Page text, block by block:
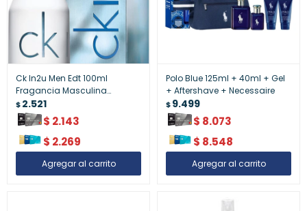
Ck In2u Men Edt 100ml
Fragancia Masculina
Moderna - Ck In2u Men Edt
100ml ¿ Fragancia Masculina
Moderna
$2.521
$ 2.143
$ 2.269
Polo Blue 125ml + 40ml + Gel
+ Aftershave + Necessaire
$9.499
$ 8.073
$ 8.548